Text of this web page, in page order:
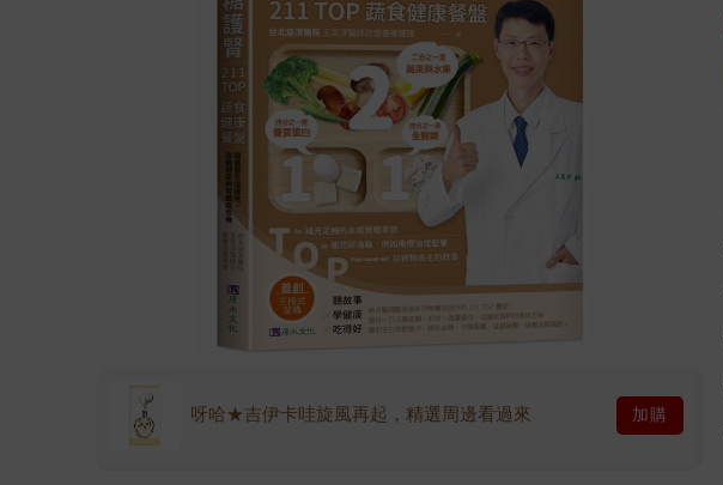
呀哈★吉伊卡哇旋風再起，精選周邊看過來 加購